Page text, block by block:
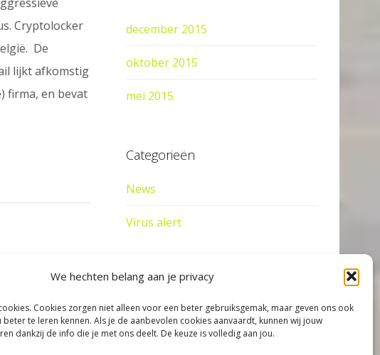
We hechten belang aan je privacy
Cookies zorgen niet alleen voor een beter gebruiksgemak, maar geven ons ook
te leren kennen. Als je de aanbevolen cookies aanvaardt, kunnen wij jouw
dankzij de info die je met ons deelt. De keuze is volledig aan jou.
Cryptolocker
De
lijkt afkomstig
firma, en bevat
december 2015
oktober 2015
mei 2015
Categorieën
News
Virus alert
Meta
Aanmelden